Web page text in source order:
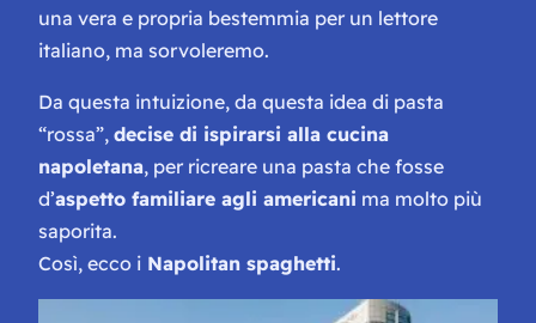
una vera e propria bestemmia per un lettore
italiano, ma sorvoleremo.
Da questa intuizione, da questa idea di pasta
“rossa”, decise di ispirarsi alla cucina
napoletana, per ricreare una pasta che fosse
d’aspetto familiare agli americani ma molto più
saporita.
Così, ecco i Napolitan spaghetti.